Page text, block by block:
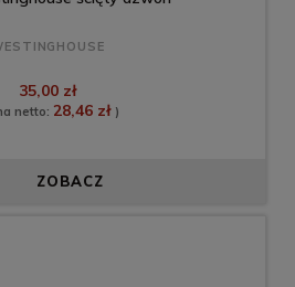
35,00 zł
netto: 28,46 zł )
ZOBACZ